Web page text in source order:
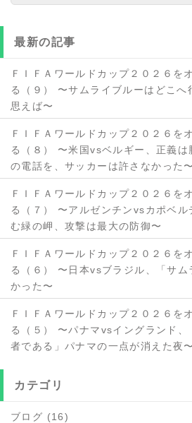
最新の記事
ＦＩＦＡワールドカップ２０２６を
る（９） 〜サムライブルーはどこへ
思えば〜
ＦＩＦＡワールドカップ２０２６を
る（８） 〜米国vsベルギー、正義は
の電話を、サッカーは許さなかった〜
ＦＩＦＡワールドカップ２０２６を
る（７） 〜アルゼンチンvsカポベ
む緑の岬、攻撃は最大の防御〜
ＦＩＦＡワールドカップ２０２６を
る（６） 〜日本vsブラジル、「サ
かった〜
ＦＩＦＡワールドカップ２０２６を
る（５） 〜パナマvsイングランド、
者である」パナマの一点が消えた夜〜
カテゴリ
ブログ (16)